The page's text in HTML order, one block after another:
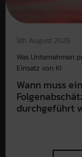
5th August 2026
Was Unternehmen
Einsatz von KI
Wann muss
durchgeführt